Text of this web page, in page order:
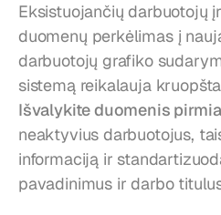
Eksistuojančių darbuotojų
duomenų perkėlimas į
darbuotojų grafiko
Išvalykite duomenis
neaktyvius darbuotojus,
informaciją ir
pavadinimus ir darbo